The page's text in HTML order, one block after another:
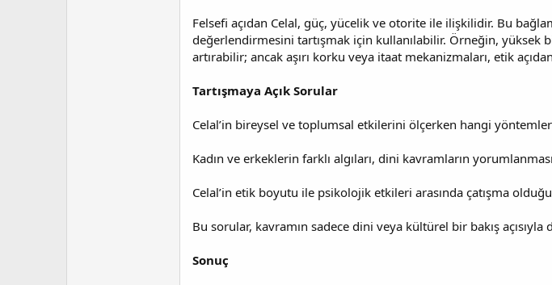
Felsefi açıdan Celal, güç, yücelik ve otorite ile ilişkilidir. Bu
değerlendirmesini tartışmak için kullanılabilir. Örneğin, yüksek
artırabilir; ancak aşırı korku veya itaat mekanizmaları, etik
Tartışmaya Açık Sorular
Celal’in bireysel ve toplumsal etkilerini ölçerken hangi
Kadın ve erkeklerin farklı algıları, dini kavramların
Celal’in etik boyutu ile psikolojik etkileri arasında çatışma
Bu sorular, kavramın sadece dini veya kültürel bir bakış
Sonuç